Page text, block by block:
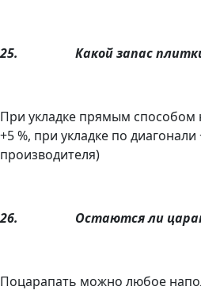
25. Какой запас
При укладке прямым способом
+5 %, при укладке по
производителя)
26. Остаются ли
Поцарапать можно любое